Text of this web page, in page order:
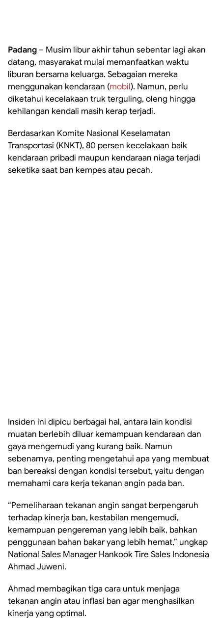
Padang – Musim libur akhir tahun sebentar lagi akan
datang, masyarakat mulai memanfaatkan waktu
liburan bersama keluarga. Sebagaian mereka
menggunakan kendaraan (mobil). Namun, perlu
diketahui kecelakaan truk terguling, oleng hingga
kehilangan kendali masih kerap terjadi.
Berdasarkan Komite Nasional Keselamatan
Transportasi (KNKT), 80 persen kecelakaan baik
kendaraan pribadi maupun kendaraan niaga terjadi
seketika saat ban kempes atau pecah.
Insiden ini dipicu berbagai hal, antara lain kondisi
muatan berlebih diluar kemampuan kendaraan dan
gaya mengemudi yang kurang baik. Namun
sebenarnya, penting mengetahui apa yang membuat
ban bereaksi dengan kondisi tersebut, yaitu dengan
memahami cara kerja tekanan angin pada ban.
“Pemeliharaan tekanan angin sangat berpengaruh
terhadap kinerja ban, kestabilan mengemudi,
kemampuan pengereman yang lebih baik, bahkan
penggunaan bahan bakar yang lebih hemat,” ungkap
National Sales Manager Hankook Tire Sales Indonesia
Ahmad Juweni.
Ahmad membagikan tiga cara untuk menjaga
tekanan angin atau inflasi ban agar menghasilkan
kinerja yang optimal.